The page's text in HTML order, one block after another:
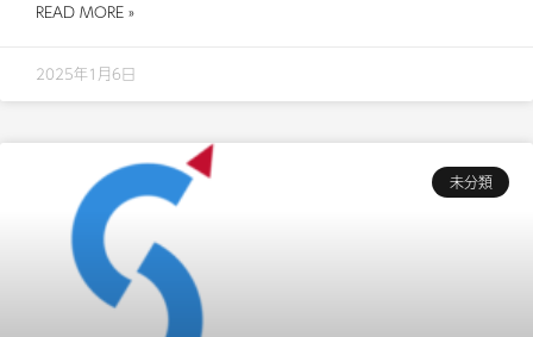
READ MORE »
2025年1月6日
未分類